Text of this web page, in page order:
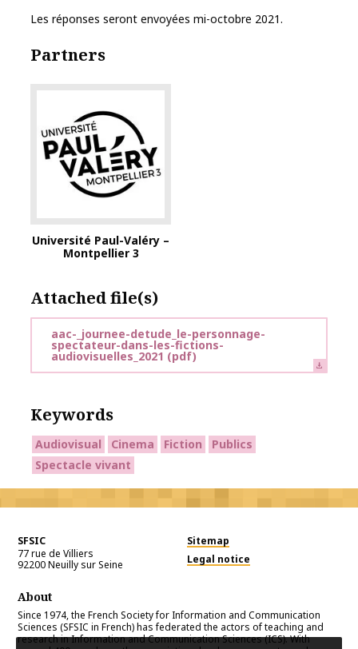
Les réponses seront envoyées mi-octobre 2021.
Partners
Université Paul-Valéry –
Montpellier 3
Attached file(s)
aac-_journee-detude_le-personnage-
spectateur-dans-les-fictions-
audiovisuelles_2021 (pdf)
Keywords
Audiovisual Cinema Fiction
Publics
Spectacle vivant
SFSIC
77 rue de Villiers
92200Neuilly sur Seine
Sitemap
Legal notice
About
Since 1974, the French Society for Information and Communication
Sciences (SFSIC in French) has federated the actors of teaching and
research in Information and Communication Sciences (ICS). With